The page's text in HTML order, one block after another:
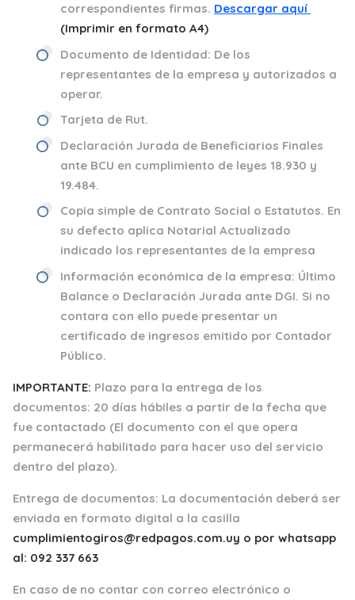
correspondientes firmas. Descargar aquí
(Imprimir en formato A4)
Documento de Identidad: De los
representantes de la empresa y autorizados a
operar.
Tarjeta de Rut.
Declaración Jurada de Beneficiarios Finales
ante BCU en cumplimiento de leyes 18.930 y
19.484.
Copia simple de Contrato Social o Estatutos. En
su defecto aplica Notarial Actualizado
indicado los representantes de la empresa
Información económica de la empresa: Último
Balance o Declaración Jurada ante DGI. Si no
contara con ello puede presentar un
certificado de ingresos emitido por Contador
Público.
IMPORTANTE: Plazo para la entrega de los
documentos: 20 días hábiles a partir de la fecha que
fue contactado (El documento con el que opera
permanecerá habilitado para hacer uso del servicio
dentro del plazo).
Entrega de documentos: La documentación deberá ser
enviada en formato digital a la casilla
cumplimientogiros@redpagos.com.uy o por whatsapp
al: 092 337 663
En caso de no contar con correo electrónico o